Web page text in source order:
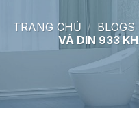
TRANG CHỦ / BLOGS
VÀ DIN 933